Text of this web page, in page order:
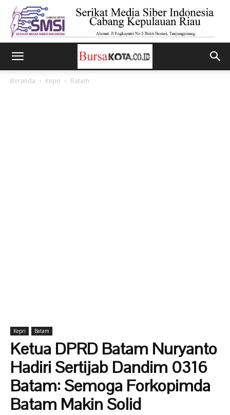
Beranda Kepri Batam
Kepri Batam
Ketua DPRD Batam Nuryanto
Hadiri Sertijab Dandim 0316
Batam: Semoga Forkopimda
Batam Makin Solid